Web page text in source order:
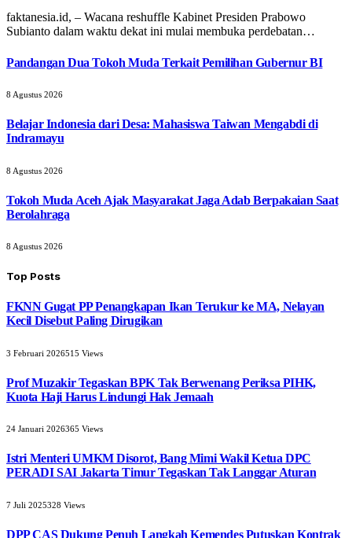
faktanesia.id, – Wacana reshuffle Kabinet Presiden Prabowo
Subianto dalam waktu dekat ini mulai membuka perdebatan…
Pandangan Dua Tokoh Muda Terkait Pemilihan Gubernur BI
8 Agustus 2026
Belajar Indonesia dari Desa: Mahasiswa Taiwan Mengabdi di
Indramayu
8 Agustus 2026
Tokoh Muda Aceh Ajak Masyarakat Jaga Adab Berpakaian Saat
Berolahraga
8 Agustus 2026
Top Posts
FKNN Gugat PP Penangkapan Ikan Terukur ke MA, Nelayan
Kecil Disebut Paling Dirugikan
3 Februari 2026515 Views
Prof Muzakir Tegaskan BPK Tak Berwenang Periksa PIHK,
Kuota Haji Harus Lindungi Hak Jemaah
24 Januari 2026365 Views
Istri Menteri UMKM Disorot, Bang Mimi Wakil Ketua DPC
PERADI SAI Jakarta Timur Tegaskan Tak Langgar Aturan
7 Juli 2025328 Views
DPP CAS Dukung Penuh Langkah Kemendes Putuskan Kontrak